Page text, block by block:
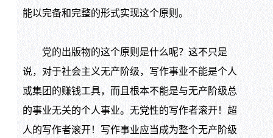
能以完备和完整的形式实现这个原则。
党的出版物的这个原则是什么呢？这不只是
说，对于社会主义无产阶级，写作事业不能是个人
或集团的赚钱工具，而且根本不能是与无产阶级总
的事业无关的个人事业。无党性的写作者滚开！超
人的写作者滚开！写作事业应当成为整个无产阶级